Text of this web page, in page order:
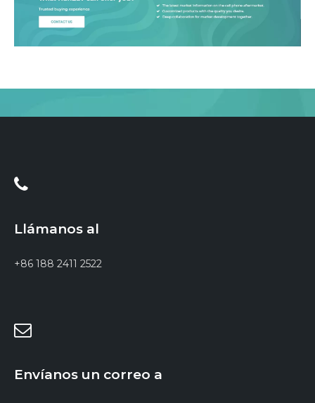
Llámanos al
+86 188 2411 2522
Envíanos un correo a